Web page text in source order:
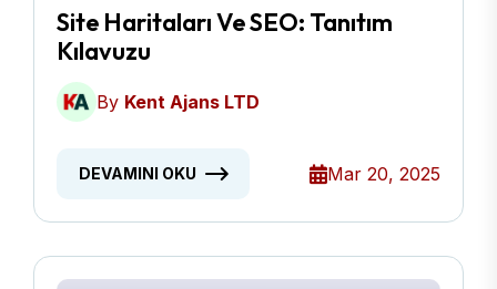
Site Haritaları Ve SEO: Tanıtım
Kılavuzu
By Kent Ajans LTD
DEVAMINI OKU Mar 20, 2025